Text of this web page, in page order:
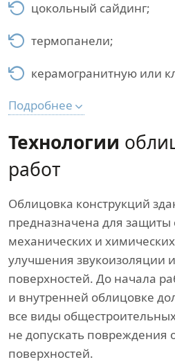
цокольный сайдинг;
термопанели;
керамогранитную или
Подробнее
Технологии
работ
Облицовка конструкций
предназначена для защиты
механических и
улучшения звукоизоляции
поверхностей. До начала
и внутренней облицовке
все виды
не допускать повреждения
поверхностей.